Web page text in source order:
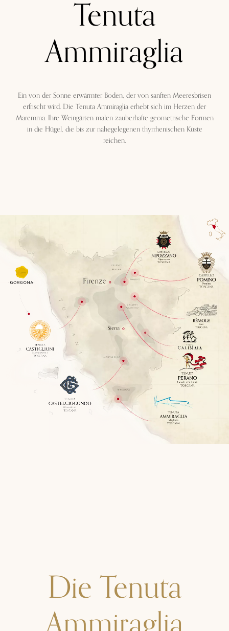
Tenuta
Ammiraglia
Ein von der Sonne erwärmter Boden, der von sanften Meeresbrisen
erfrischt wird. Die Tenuta Ammiraglia erhebt sich im Herzen der
Maremma. Ihre Weingärten malen zauberhafte geometrische Formen
in die Hügel, die bis zur nahegelegenen thyrrhenischen Küste
reichen.
Die Tenuta